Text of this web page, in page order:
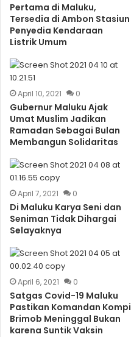
Pertama di Maluku,
Tersedia di Ambon Stasiun
Penyedia Kendaraan
Listrik Umum
April 10, 2021 0
Gubernur Maluku Ajak
Umat Muslim Jadikan
Ramadan Sebagai Bulan
Membangun Solidaritas
April 7, 2021 0
Di Maluku Karya Seni dan
Seniman Tidak Dihargai
Selayaknya
April 6, 2021 0
Satgas Covid-19 Maluku
Pastikan Komandan Kompi
Brimob Meninggal Bukan
karena Suntik Vaksin